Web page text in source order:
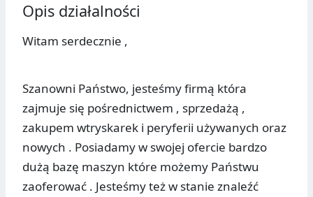
Opis działalności
Witam serdecznie ,
Szanowni Państwo, jesteśmy firmą która
zajmuje się pośrednictwem , sprzedażą ,
zakupem wtryskarek i peryferii używanych oraz
nowych . Posiadamy w swojej ofercie bardzo
dużą bazę maszyn które możemy Państwu
zaoferować . Jesteśmy też w stanie znaleźć